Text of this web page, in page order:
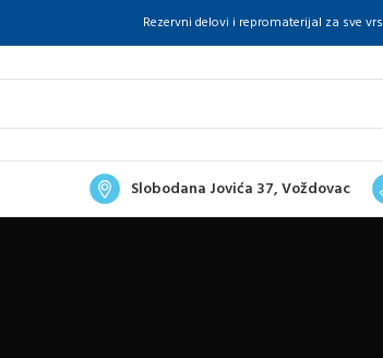
Rezervni delovi i repromaterijal za sve
Slobodana Jovića 37, Voždovac